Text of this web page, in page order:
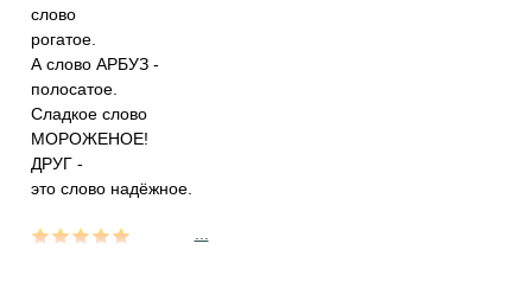
слово
рогатое.
А слово АРБУЗ -
полосатое.
Сладкое слово
МОРОЖЕНОЕ!
ДРУГ -
это слово надёжное.